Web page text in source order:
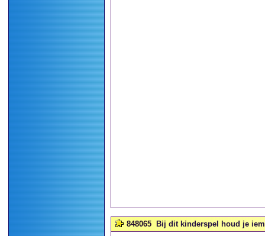
848065 Bij dit kinderspel houd je